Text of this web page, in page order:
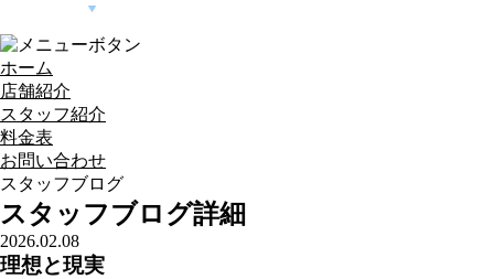
ホーム
店舗紹介
スタッフ紹介
料金表
お問い合わせ
スタッフブログ
スタッフブログ詳細
2026.02.08
理想と現実